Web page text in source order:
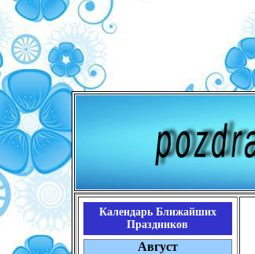
Календарь Ближайших
Праздников
Август